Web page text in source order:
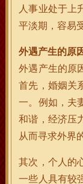
人事业处于上
平淡期，容易
外遇产生的原
外遇产生的原
首先，婚姻关
一。例如，夫
和谐，经济压
从而寻求外界
其次，个人的
一些人具有较